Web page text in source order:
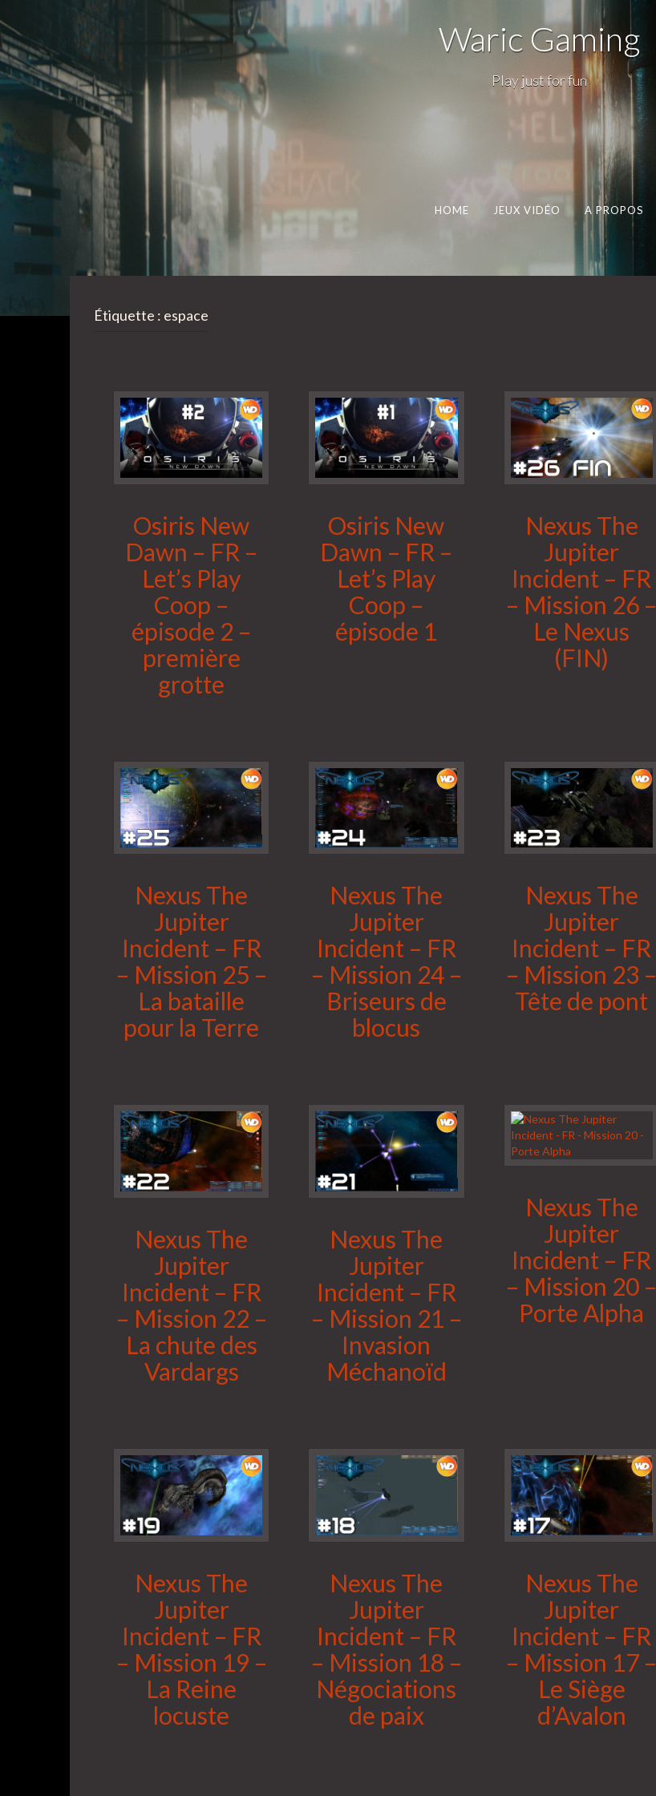
Waric Gaming
Play just for fun
HOME JEUX VIDÉO A PROPOS
Étiquette : espace
Osiris New
Dawn – FR –
Let’s Play
Coop –
épisode 2 –
première
grotte
Osiris New
Dawn – FR –
Let’s Play
Coop –
épisode 1
Nexus The
Jupiter
Incident – FR
– Mission 26 –
Le Nexus
(FIN)
Nexus The
Jupiter
Incident – FR
– Mission 25 –
La bataille
pour la Terre
Nexus The
Jupiter
Incident – FR
– Mission 24 –
Briseurs de
blocus
Nexus The
Jupiter
Incident – FR
– Mission 23 –
Tête de pont
Nexus The
Jupiter
Incident – FR
– Mission 22 –
La chute des
Vardargs
Nexus The
Jupiter
Incident – FR
– Mission 21 –
Invasion
Méchanoïd
Nexus The
Jupiter
Incident – FR
– Mission 20 –
Porte Alpha
Nexus The
Jupiter
Incident – FR
– Mission 19 –
La Reine
locuste
Nexus The
Jupiter
Incident – FR
– Mission 18 –
Négociations
de paix
Nexus The
Jupiter
Incident – FR
– Mission 17 –
Le Siège
d’Avalon